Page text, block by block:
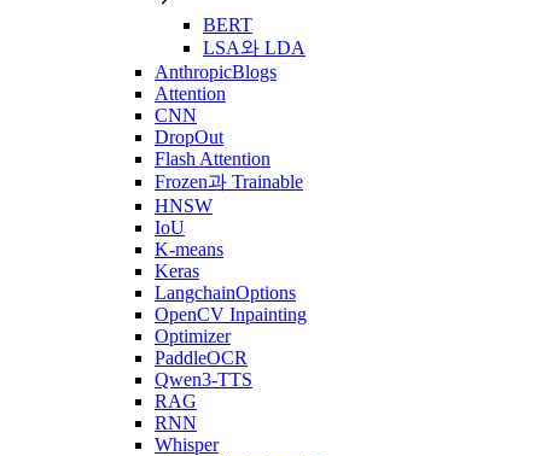
BERT
LSA와 LDA
AnthropicBlogs
Attention
CNN
DropOut
Flash Attention
Frozen과 Trainable
HNSW
IoU
K-means
Keras
LangchainOptions
OpenCV Inpainting
Optimizer
PaddleOCR
Qwen3-TTS
RAG
RNN
Whisper